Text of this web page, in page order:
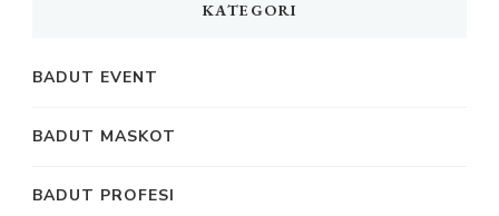
KATEGORI
BADUT EVENT
BADUT MASKOT
BADUT PROFESI